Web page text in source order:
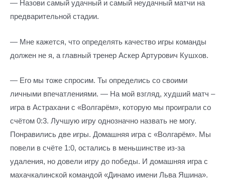
— Назови самый удачный и самый неудачный матчи на
предварительной стадии.
— Мне кажется, что определять качество игры команды
должен не я, а главный тренер Аскер Артурович Кушхов.
— Его мы тоже спросим. Ты определись со своими
личными впечатлениями. — На мой взгляд, худший матч –
игра в Астрахани с «Волгарём», которую мы проиграли со
счётом 0:3. Лучшую игру однозначно назвать не могу.
Понравились две игры. Домашняя игра с «Волгарём». Мы
повели в счёте 1:0, остались в меньшинстве из-за
удаления, но довели игру до победы. И домашняя игра с
махачкалинской командой «Динамо имени Льва Яшина».